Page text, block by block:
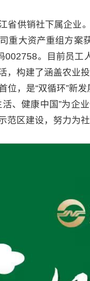
省供销社下属企业
重大资产重组方案
002758。目前员
，构建了涵盖农业
位，是“双循环”新
、健康中国”为企
范区建设，努力为